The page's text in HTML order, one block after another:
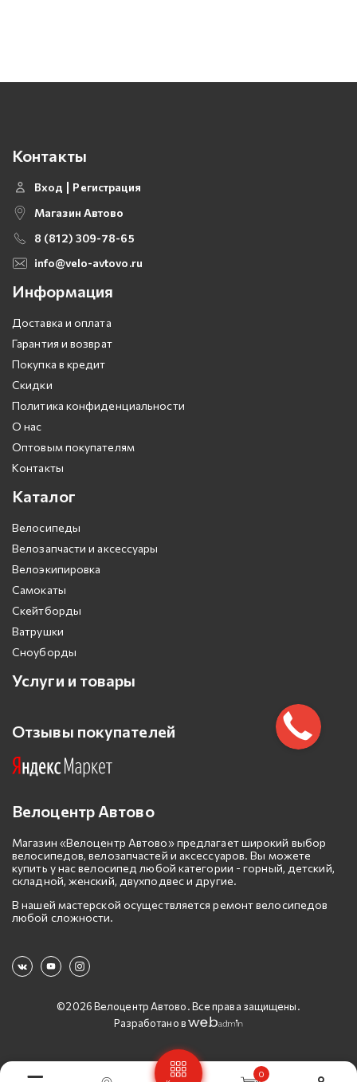
Контакты
Вход
Регистрация
Магазин Автово
8 (812) 309-78-65
info@velo-avtovo.ru
Информация
Доставка и оплата
Гарантия и возврат
Покупка в кредит
Скидки
Политика конфиденциальности
О нас
Оптовым покупателям
Контакты
Каталог
Велосипеды
Велозапчасти и аксессуары
Велоэкипировка
Самокаты
Скейтборды
Ватрушки
Сноуборды
Услуги и товары
Отзывы покупателей
Велоцентр Автово
Магазин «Велоцентр Автово» предлагает широкий выбор
велосипедов, велозапчастей и аксессуаров. Вы можете
купить у нас велосипед любой категории - горный, детский,
складной, женский, двухподвес и другие.
В нашей мастерской осуществляется ремонт велосипедов
любой сложности.
©2026 Велоцентр Автово. Все права защищены.
Разработано в
0